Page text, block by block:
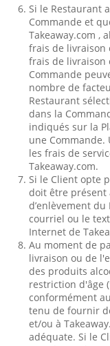
Si le Restaurant
Commande et
Takeaway.com ,
frais de livraison
frais de livraison
Commande
nombre de
Restaurant
dans la
indiqués sur la
une
les frais de
Takeaway.com.
Si le Client opte
doit être présent
d’enlèvement
courriel ou le
Internet de
Au moment de
livraison ou de
des produits
restriction d'âge
conformément
tenu de fournir
et/ou à
adéquate. Si le